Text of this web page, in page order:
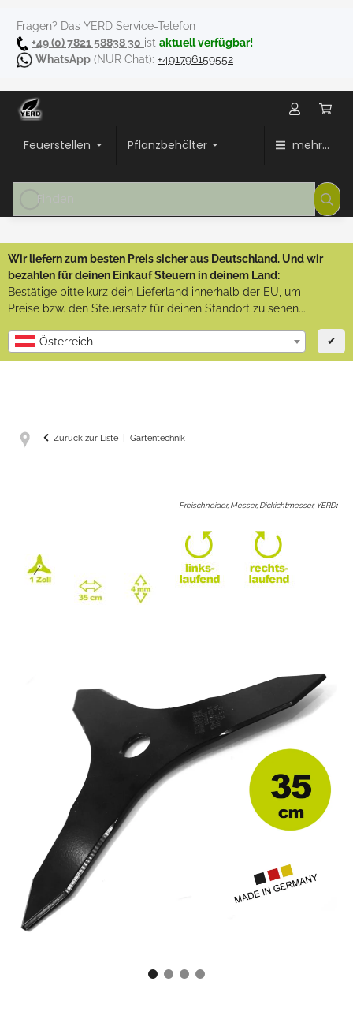
Fragen? Das YERD Service-Telefon
+49 (0) 7821 58838 30 ist aktuell verfügbar!
WhatsApp (NUR Chat): +491796159552
Feuerstellen Pflanzbehälter mehr...
Wir liefern zum besten Preis sicher aus Deutschland. Und wir
bezahlen für deinen Einkauf Steuern in deinem Land:
Bestätige bitte kurz dein Lieferland innerhalb der EU, um
Preise bzw. den Steuersatz für deinen Standort zu sehen...
Österreich ✔
Zurück zur Liste Gartentechnik
Freischneider, Messer, Dickichtmesser, YERD: